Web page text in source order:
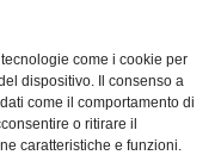
come i cookie per
dispositivo. Il consenso a
come il comportamento di
o ritirare il
caratteristiche e funzioni.